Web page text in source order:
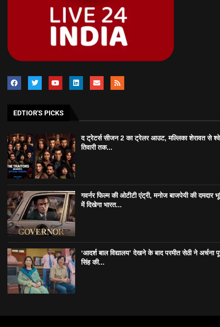
EDTIOR'S PICKS
द ट्रेटर्स सीजन 2 का ट्रेलर आउट, मल्लिका शेरावत से
तिवारी तक...
गवर्नर फिल्म की ओटीटी एंट्री, मनोज बाजपेयी की दमदार
में दिखेगा भारत...
‘आदर्श बाल विद्यालय’ देखने के बाद परमीत सेठी ने अर्चना
सिंह की...